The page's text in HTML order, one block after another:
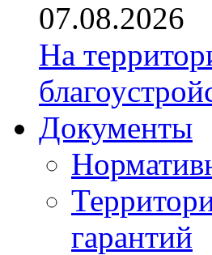
07.08.2026
На
Документы
гарантий